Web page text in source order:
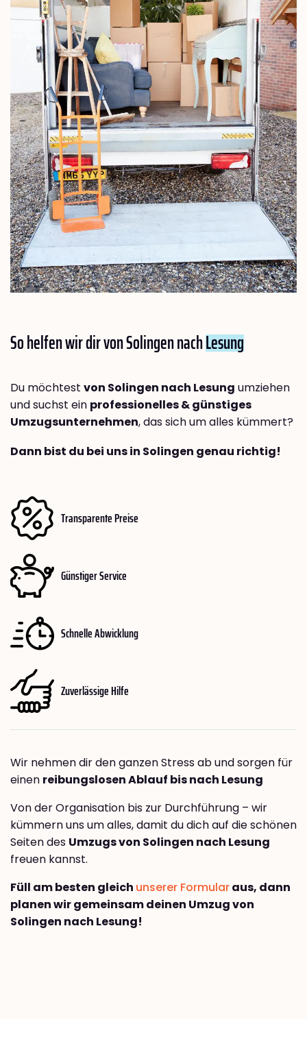
So helfen wir dir von Solingen nachLesung
Du möchtest von Solingen nach Lesung umziehen
und suchst ein professionelles & günstiges
Umzugsunternehmen, das sich um alles kümmert?
Dann bist du bei uns in Solingen genau richtig!
Transparente Preise
Günstiger Service
Schnelle Abwicklung
Zuverlässige Hilfe
Wir nehmen dir den ganzen Stress ab und sorgen für
einen reibungslosen Ablauf bis nach Lesung
Von der Organisation bis zur Durchführung – wir
kümmern uns um alles, damit du dich auf die schönen
Seiten des Umzugs von Solingen nach Lesung
freuen kannst.
Füll am besten gleich unserer Formularaus, dann
planen wir gemeinsam deinen Umzug von
Solingen nach Lesung!